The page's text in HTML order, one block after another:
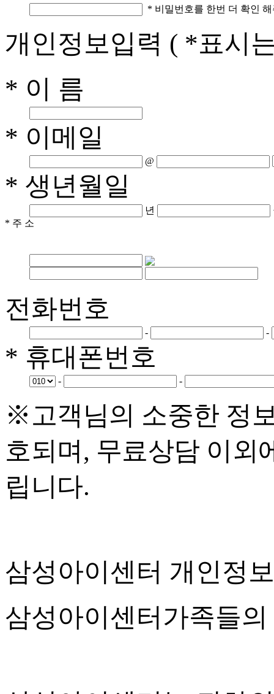
* 비밀번호를 한번 더 확인
개인정보입력 ( *표시
* 이 름
* 이메일
@
* 생년월일
년
* 주 소
전화번호
- -
* 휴대폰번호
- -
※고객님의 소중한 정
호되며, 무료상담 이외
립니다.
삼성아이센터 개인정
삼성아이센터가족들